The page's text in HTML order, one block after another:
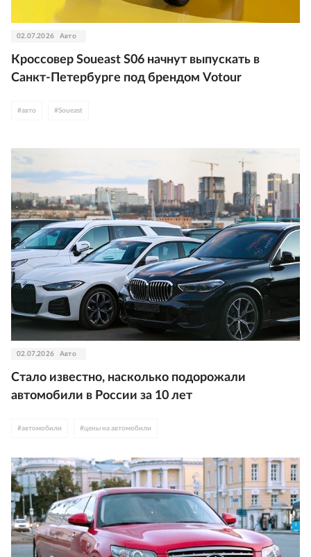
02.07.2026 Авто
Кроссовер Soueast S06 начнут выпускать в
Санкт-Петербурге под брендом Votour
#авто #Soueast
02.07.2026 Авто
Стало известно, насколько подорожали
автомобили в России за 10 лет
#автомобили #цены на автомобили